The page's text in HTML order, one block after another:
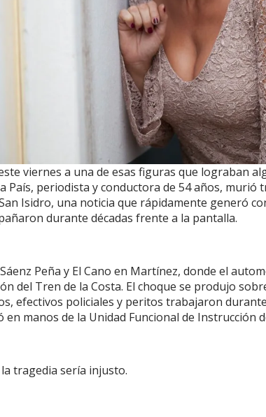
viernes a una de esas figuras que lograban
País, periodista y conductora de 54 años, murió
Isidro, una noticia que rápidamente generó
durante décadas frente a la pantalla.
Peña y El Cano en Martínez, donde el
del Tren de la Costa. El choque se produjo
efectivos policiales y peritos trabajaron
manos de la Unidad Funcional de Instrucción
tragedia sería injusto.